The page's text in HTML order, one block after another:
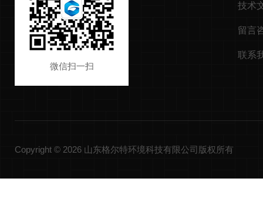
微信扫一扫
技术
留言
联系
Copyright © 2026 山东格尔特环境科技有限公司版权所有